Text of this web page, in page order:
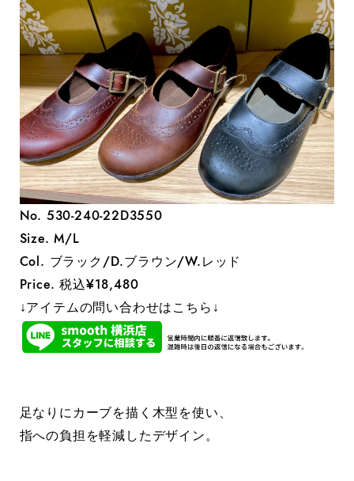
No. 530-240-22D3550
Size. M/L
Col. ブラック/D.ブラウン/W.レッド
Price. 税込¥18,480
↓アイテムの問い合わせはこちら↓
足なりにカーブを描く木型を使い、
指への負担を軽減したデザイン。